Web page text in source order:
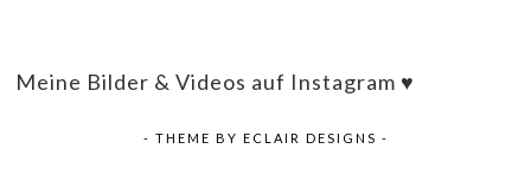
Meine Bilder & Videos auf Instagram ♥
- THEME BY ECLAIR DESIGNS -